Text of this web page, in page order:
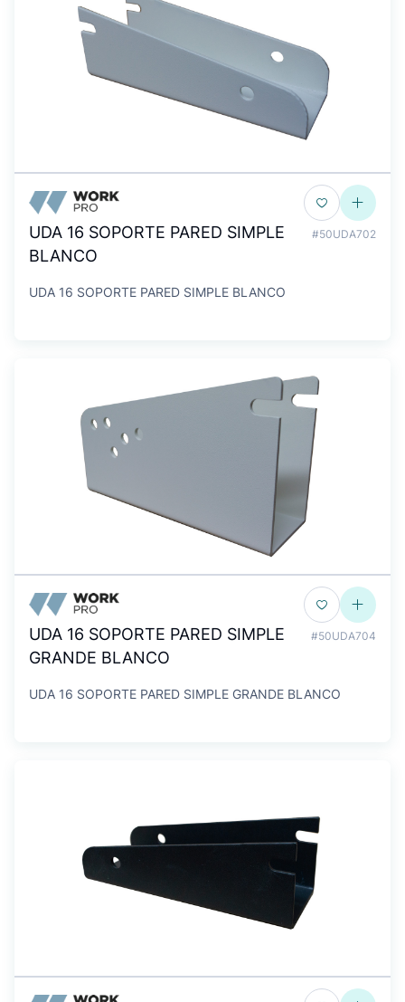
UDA 16 SOPORTE PARED SIMPLE
BLANCO
#50UDA702
UDA 16 SOPORTE PARED SIMPLE BLANCO
UDA 16 SOPORTE PARED SIMPLE
GRANDE BLANCO
#50UDA704
UDA 16 SOPORTE PARED SIMPLE GRANDE BLANCO